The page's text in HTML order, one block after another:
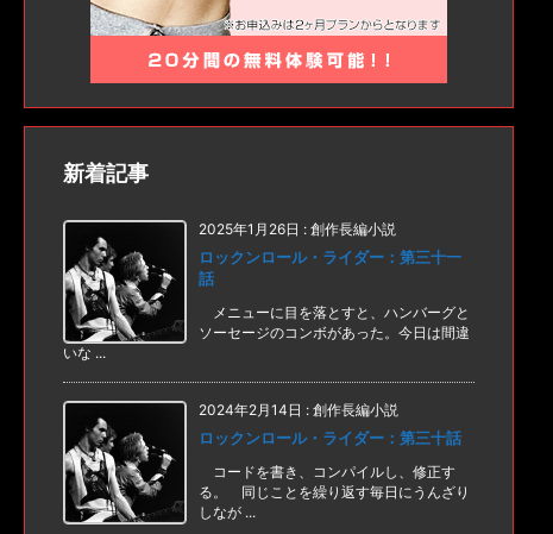
新着記事
2025年1月26日 : 創作長編小説
ロックンロール・ライダー：第三十一
話
メニューに目を落とすと、ハンバーグと
ソーセージのコンボがあった。今日は間違
いな ...
2024年2月14日 : 創作長編小説
ロックンロール・ライダー：第三十話
コードを書き、コンパイルし、修正す
る。 同じことを繰り返す毎日にうんざり
しなが ...